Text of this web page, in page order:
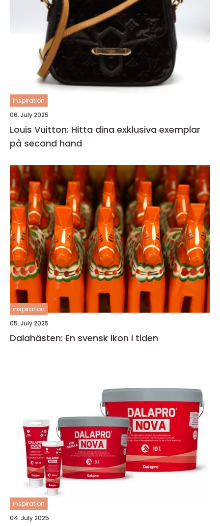
inspiration
06. July 2025
Louis Vuitton: Hitta dina exklusiva exemplar
på second hand
inspiration
05. July 2025
Dalahästen: En svensk ikon i tiden
inspiration
04. July 2025